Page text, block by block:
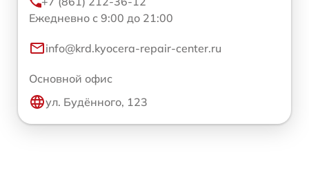
Ежедневно с 9:00 до 21:00
info@krd.kyocera-repair-center.ru
Основной офис
ул. Будённого, 123